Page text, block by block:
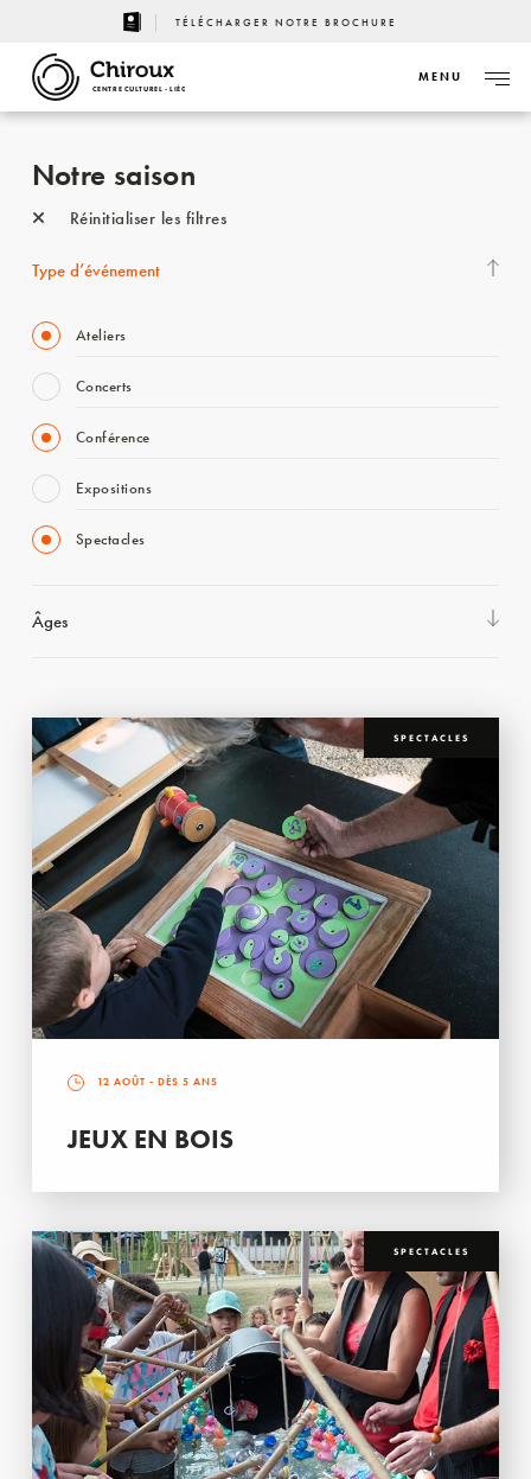
TÉLÉCHARGER NOTRE BROCHURE
CENTRE CULTUREL - LIÈGE
MENU
Notre saison
Réinitialiser les filtres
Type d’événement
Ateliers
Concerts
Conférence
Expositions
Spectacles
Âges
SPECTACLES
12 AOÛT - DÈS 5 ANS
JEUX EN BOIS
SPECTACLES